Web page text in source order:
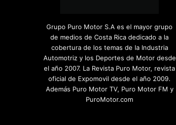
Grupo Puro Motor S.A es el mayor grupo
de medios de Costa Rica dedicado a la
cobertura de los temas de la Industria
Automotriz y los Deportes de Motor desde
el año 2007. La Revista Puro Motor, revista
oficial de Expomovil desde el año 2009.
Además Puro Motor TV, Puro Motor FM y
PuroMotor.com